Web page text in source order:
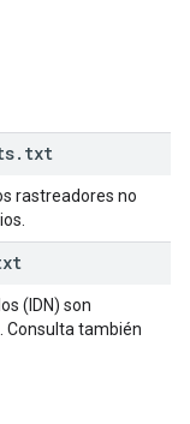
. txt
rastreadores no
(IDN) son
Consulta también